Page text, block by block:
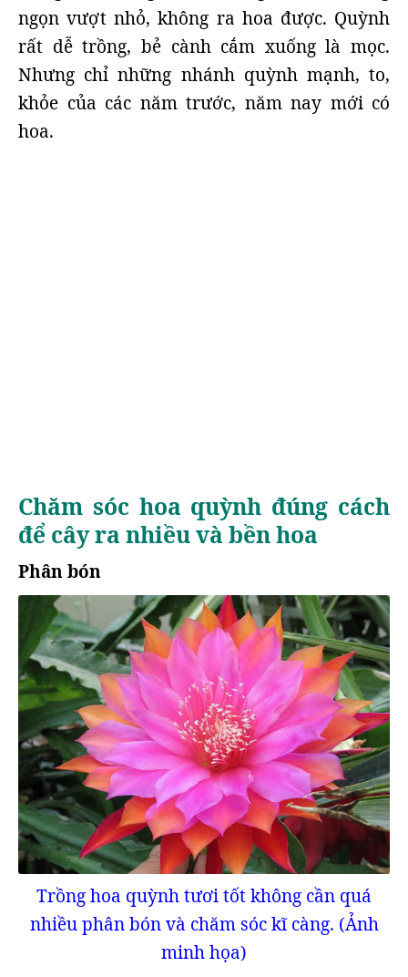
ngọn vượt nhỏ, không ra hoa được. Quỳnh
rất dễ trồng, bẻ cành cắm xuống là mọc.
Nhưng chỉ những nhánh quỳnh mạnh, to,
khỏe của các năm trước, năm nay mới có
hoa.
Chăm sóc hoa quỳnh đúng cách
để cây ra nhiều và bền hoa
Phân bón
Trồng hoa quỳnh tươi tốt không cần quá
nhiều phân bón và chăm sóc kĩ càng. (Ảnh
minh họa)